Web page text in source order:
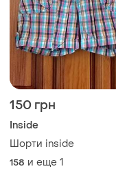
150 грн
Inside
Шорти inside
158 и еще 1